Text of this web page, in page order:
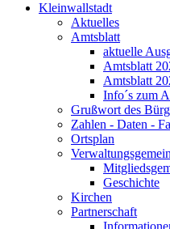
Kleinwallstadt
Aktuelles
Amtsblatt
aktuelle
Amtsblatt
Amtsblatt
Info´s zum
Grußwort des
Zahlen - Daten -
Ortsplan
Geschichte
Kirchen
Partnerschaft